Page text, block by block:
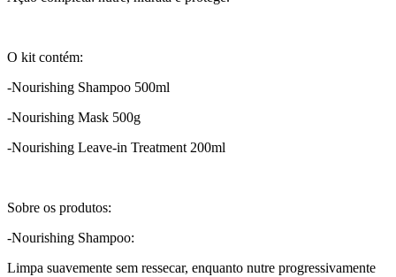
O kit contém:
-Nourishing Shampoo 500ml
-Nourishing Mask 500g
-Nourishing Leave-in Treatment 200ml
Sobre os produtos:
-Nourishing Shampoo:
Limpa suavemente sem ressecar, enquanto nutre progressivamente